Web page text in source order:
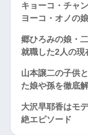
キョーコ・チャ
ヨーコ・オノの
郷ひろみの娘・
就職した2人の現
山本譲二の子供
た娘や孫を徹底
大沢早耶香はモ
絶エピソード